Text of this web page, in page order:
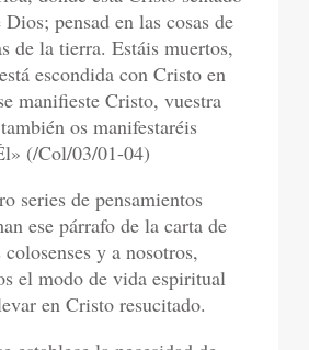
pensad en las cosas de
de la tierra. Estáis muertos,
escondida con Cristo en
manifieste Cristo, vuestra
os manifestaréis
(/Col/03/01-04)
series de pensamientos
ese párrafo de la carta de
y a nosotros,
el modo de vida espiritual
en Cristo resucitado.